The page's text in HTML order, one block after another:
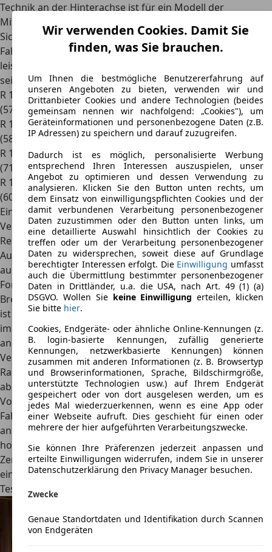
Technik an der Hinterachse ist für ein Modell der
Mittelklasse sehr aufwendig. Neben dem hohen
Sicherheitsstandard und der fortschrittlichen Motor- und
Fahrwerkstechnik zeichnet sich der R 14 durch einen sehr
leisen Motorlauf aus. Motorisiert ist der R 14 während
seiner Bauzeit wie folgt:
R 14 TL mit 1,2 Liter Reihen-Vierzylindermotor und 42 kW
(57 PS) von 1976 bis 1980
R 14 TL mit 1,2 Liter Reihen-Vierzylindermotor und 43 kW
(58 PS) von 1980 bis 1982
R 14 TS mit 1,4 Liter Reihen-Vierzylindermotor und 52 kW
(71 PS) von 1979 bis 1982
R 14 TS mit 1,4 Liter Reihen-Vierzylindermotor und 44 kW
(60 PS) von 1981 bis 1983.
Eine Dieselversion steht von diesem Modell nicht zur
Verfügung.
Renault 14 - Das Raumfahrzeug der Kompaktklasse
Außergewöhnlich für ein Modell der Kompaktklasse ist
auch die komfortable Innenausstattung. Die gesamte
Formgebung der Karosserie ermöglicht eine großzügige
Breite und Höhe des Innenraums. Da das Fahrzeug länger
ist als andere Kompaktmodelle, genießen Fahrgäste auch
im Fond ein komfortables Platzangebot mit einer
angenehmen Kopffreiheit auch für große Personen. Die
Verkaufsbroschüren offerieren den R 14 daher auch als
Raumfahrzeug der Kompaktklasse. Mit seiner
abgerundeten Karosserie ist das Modell bis heute
Vorreiter vieler Modelle seiner Klasse. Der besondere
Fahrkomfort des Renault R 14 ist zudem geprägt von einer
anspruchsvollen Ausstattung mit Elementen wie
hochwertigen und bequemen Velourspolstern,
Zentralverriegelung, elektrischen Fensterhebern und
einem elektronischen Drehzahlmesser.
Testberichte
Wir verwenden Cookies. Damit Sie
finden, was Sie brauchen.
Um Ihnen die bestmögliche Benutzererfahrung auf
unseren Angeboten zu bieten, verwenden wir und
Drittanbieter Cookies und andere Technologien (beides
gemeinsam nennen wir nachfolgend: „Cookies"), um
Geräteinformationen und personenbezogene Daten (z.B.
IP Adressen) zu speichern und darauf zuzugreifen.
Dadurch ist es möglich, personalisierte Werbung
entsprechend Ihren Interessen auszuspielen, unser
Angebot zu optimieren und dessen Verwendung zu
analysieren. Klicken Sie den Button unten rechts, um
dem Einsatz von einwilligungspflichten Cookies und der
damit verbundenen Verarbeitung personenbezogener
Daten zuzustimmen oder den Button unten links, um
eine detaillierte Auswahl hinsichtlich der Cookies zu
treffen oder um der Verarbeitung personenbezogener
Daten zu widersprechen, soweit diese auf Grundlage
berechtigter Interessen erfolgt. Die Einwilligung umfasst
auch die Übermittlung bestimmter personenbezogener
Daten in Drittländer, u.a. die USA, nach Art. 49 (1) (a)
DSGVO. Wollen Sie keine Einwilligung erteilen, klicken
Sie bitte hier.
Cookies, Endgeräte- oder ähnliche Online-Kennungen (z.
B. login-basierte Kennungen, zufällig generierte
Kennungen, netzwerkbasierte Kennungen) können
zusammen mit anderen Informationen (z. B. Browsertyp
und Browserinformationen, Sprache, Bildschirmgröße,
unterstützte Technologien usw.) auf Ihrem Endgerät
gespeichert oder von dort ausgelesen werden, um es
jedes Mal wiederzuerkennen, wenn es eine App oder
einer Webseite aufruft. Dies geschieht für einen oder
mehrere der hier aufgeführten Verarbeitungszwecke.
Sie können Ihre Präferenzen jederzeit anpassen und
erteilte Einwilligungen widerrufen, indem Sie in unserer
Datenschutzerklärung den Privacy Manager besuchen.
Zwecke
Genaue Standortdaten und Identifikation durch Scannen
von Endgeräten